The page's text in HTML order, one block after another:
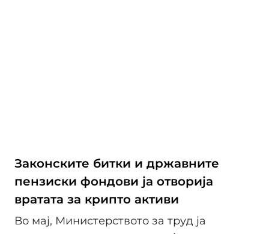
Законските битки и државните
пензиски фондови ја отворија
вратата за крипто активи
Во мај, Министерството за труд ја